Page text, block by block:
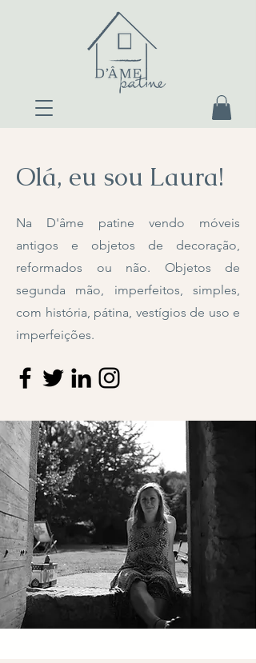
Olá, eu sou Laura!
Na D'âme patine vendo móveis
antigos e objetos de decoração,
reformados ou não. Objetos de
segunda mão, imperfeitos, simples,
com história, pátina, vestígios de uso e
imperfeições.